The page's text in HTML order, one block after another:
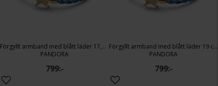
Förgyllt armband med blått läder 17,5 cm
PANDORA
799:-
Förgyllt armband med blått läder 19 cm
PANDORA
799:-